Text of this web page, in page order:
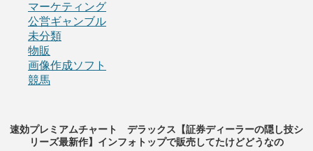
マーケティング
公営ギャンブル
未分類
物販
画像作成ソフト
競馬
速効プレミアムチャート デラックス【証券ディーラーの隠し技シ
リーズ最新作】インフォトップで販売してたけどどうなの